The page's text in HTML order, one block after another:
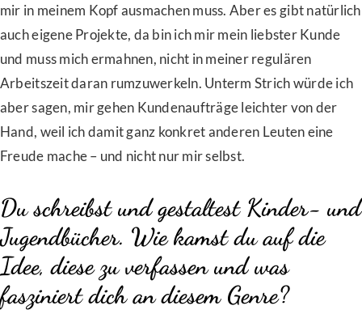
mir in meinem Kopf ausmachen muss. Aber es gibt natürlich
auch eigene Projekte, da bin ich mir mein liebster Kunde
und muss mich ermahnen, nicht in meiner regulären
Arbeitszeit daran rumzuwerkeln. Unterm Strich würde ich
aber sagen, mir gehen Kundenaufträge leichter von der
Hand, weil ich damit ganz konkret anderen Leuten eine
Freude mache – und nicht nur mir selbst.
Du schreibst und gestaltest Kinder- und
Jugendbücher. Wie kamst du auf die
Idee, diese zu verfassen und was
fasziniert dich an diesem Genre?